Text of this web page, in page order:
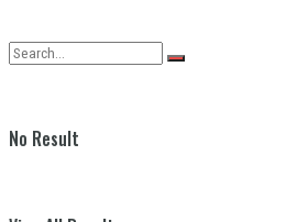
No Result